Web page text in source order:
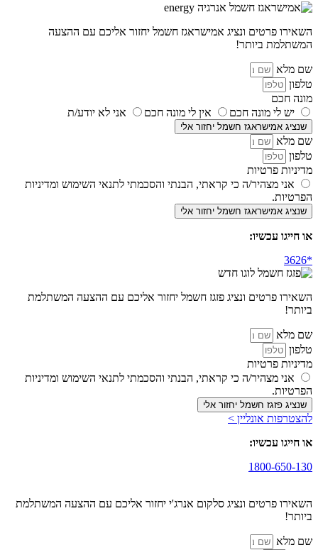
השאירו פרטים ונציג אמישראגז חשמל יחזור אליכם עם ההצעה
המשתלמת ביותר!
שם מלא
טלפון
מונה חכם
יש לי מונה חכם
אין לי מונה חכם אני לא יודע/ת
שנציג אמישראגז חשמל יחזור אלי
שם מלא
טלפון
מדיניות פרטיות
אני מצהיר/ה כי קראתי, הבנתי והסכמתי לתנאי השימוש ומדיניות
הפרטיות.
שנציג אמישראגז חשמל יחזור אלי
או חייגו עכשיו:
השאירו פרטים ונציג פזגז חשמל יחזור אליכם עם ההצעה המשתלמת
ביותר!
שם מלא
טלפון
מדיניות פרטיות
אני מצהיר/ה כי קראתי, הבנתי והסכמתי לתנאי השימוש ומדיניות
הפרטיות.
שנציג פזגז חשמל יחזור אלי
להצטרפות אונליין >
או חייגו עכשיו:
1800-650-130
השאירו פרטים ונציג סלקום אנרג'י יחזור אליכם עם ההצעה המשתלמת
ביותר!
שם מלא